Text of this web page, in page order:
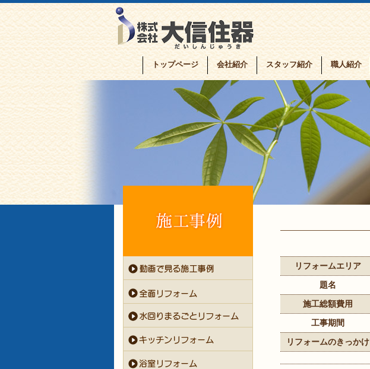
トップページ 会社紹介 スタッフ紹介 職人紹介
リフォームエリア
題名
施工総額費用
工事期間
リフォームのきっかけ